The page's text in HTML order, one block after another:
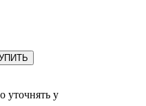
уточнять у